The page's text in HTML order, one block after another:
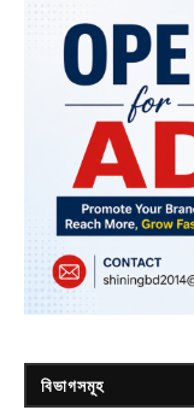
বিভাগসমূহ